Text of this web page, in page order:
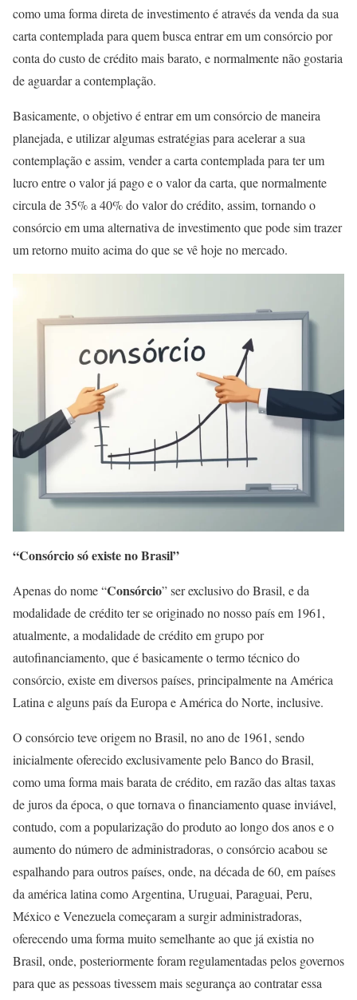
como uma forma direta de investimento é através da venda da sua
carta contemplada para quem busca entrar em um consórcio por
conta do custo de crédito mais barato, e normalmente não gostaria
de aguardar a contemplação.
Basicamente, o objetivo é entrar em um consórcio de maneira
planejada, e utilizar algumas estratégias para acelerar a sua
contemplação e assim, vender a carta contemplada para ter um
lucro entre o valor já pago e o valor da carta, que normalmente
circula de 35% a 40% do valor do crédito, assim, tornando o
consórcio em uma alternativa de investimento que pode sim trazer
um retorno muito acima do que se vê hoje no mercado.
“Consórcio só existe no Brasil”
Apenas do nome “Consórcio” ser exclusivo do Brasil, e da
modalidade de crédito ter se originado no nosso país em 1961,
atualmente, a modalidade de crédito em grupo por
autofinanciamento, que é basicamente o termo técnico do
consórcio, existe em diversos países, principalmente na América
Latina e alguns país da Europa e América do Norte, inclusive.
O consórcio teve origem no Brasil, no ano de 1961, sendo
inicialmente oferecido exclusivamente pelo Banco do Brasil,
como uma forma mais barata de crédito, em razão das altas taxas
de juros da época, o que tornava o financiamento quase inviável,
contudo, com a popularização do produto ao longo dos anos e o
aumento do número de administradoras, o consórcio acabou se
espalhando para outros países, onde, na década de 60, em países
da américa latina como Argentina, Uruguai, Paraguai, Peru,
México e Venezuela começaram a surgir administradoras,
oferecendo uma forma muito semelhante ao que já existia no
Brasil, onde, posteriormente foram regulamentadas pelos governos
para que as pessoas tivessem mais segurança ao contratar essa